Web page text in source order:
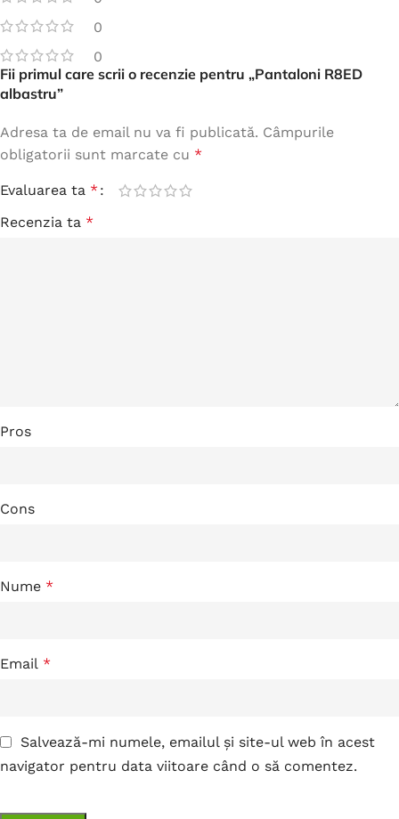
0
0
Fii primul care scrii o recenzie pentru „Pantaloni R8ED
albastru”
Adresa ta de email nu va fi publicată. Câmpurile
obligatorii sunt marcate cu *
Evaluarea ta *
Recenzia ta *
Pros
Cons
Nume *
Email *
Salvează-mi numele, emailul și site-ul web în acest
navigator pentru data viitoare când o să comentez.